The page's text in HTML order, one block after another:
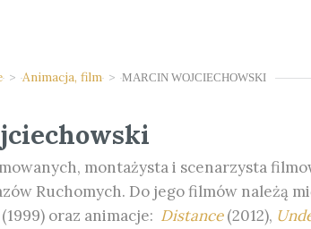
> Animacja, film > MARCIN WOJCIECHOWSKI
montażysta i scenarzysta
Ruchomych. Do jego filmów należą
(1999) oraz animacje: Distance (2012),